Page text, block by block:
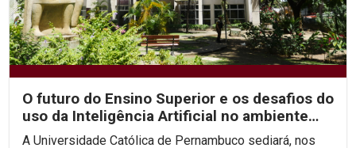
O futuro do Ensino Superior e os desafios do
uso da Inteligência Artificial no ambiente
acadêmico...
A Universidade Católica de Pernambuco sediará, nos